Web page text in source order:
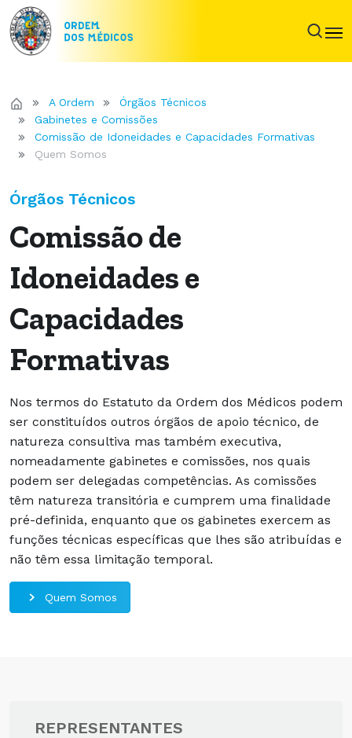
A Ordem
Órgãos Técnicos
Gabinetes e Comissões
Comissão de Idoneidades e Capacidades Formativas
Quem Somos
Órgãos Técnicos
Comissão de
Idoneidades e
Capacidades
Formativas
Nos termos do Estatuto da Ordem dos Médicos podem
ser constituídos outros órgãos de apoio técnico, de
natureza consultiva mas também executiva,
nomeadamente gabinetes e comissões, nos quais
podem ser delegadas competências. As comissões
têm natureza transitória e cumprem uma finalidade
pré-definida, enquanto que os gabinetes exercem as
funções técnicas específicas que lhes são atribuídas e
não têm essa limitação temporal.
Quem Somos
REPRESENTANTES